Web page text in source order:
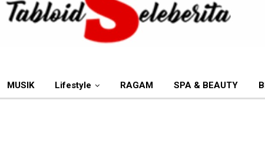
MUSIK Lifestyle RAGAM SPA & BEAUTY